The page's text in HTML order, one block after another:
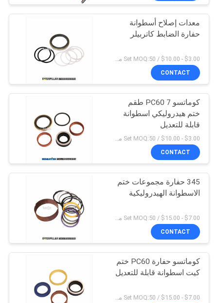
الموقع
POLICY
أسنان دلو لودر
الأسنان الممزقة
للحفارة
29
قابل للتعديل دفع
قضيب اسطوانة
الرئيسية
2
15
معدات إصلاح أسطوانة
حفارة الضابط كاتربيلر
$3.00 - $10.00 / Set MOQ:50 مجموعة / مجموعات
CONTACT
كوماتسو PC60 7 طقم
ختم هيدروليكي اسطوانة
قابلة للتعديل
CONTACT
345 حفارة مجموعات ختم
الاسطوانة الهيدروليكية
CONTACT
كوماتسو حفارة PC60 ختم
كيت اسطوانة قابلة للتعديل